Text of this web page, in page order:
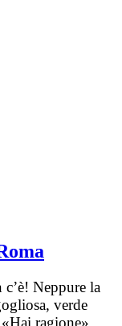
Neppure la
verde